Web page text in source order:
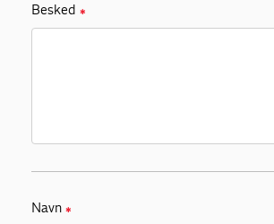
Besked ✱
Navn ✱